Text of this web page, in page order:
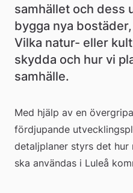
k
o
m
m
u
n
samhället och dess
bygga nya
Vilka natur- eller
skydda och hur vi
samhälle.
Med hjälp av en
fördjupande
detaljplaner styrs det
ska användas i Luleå